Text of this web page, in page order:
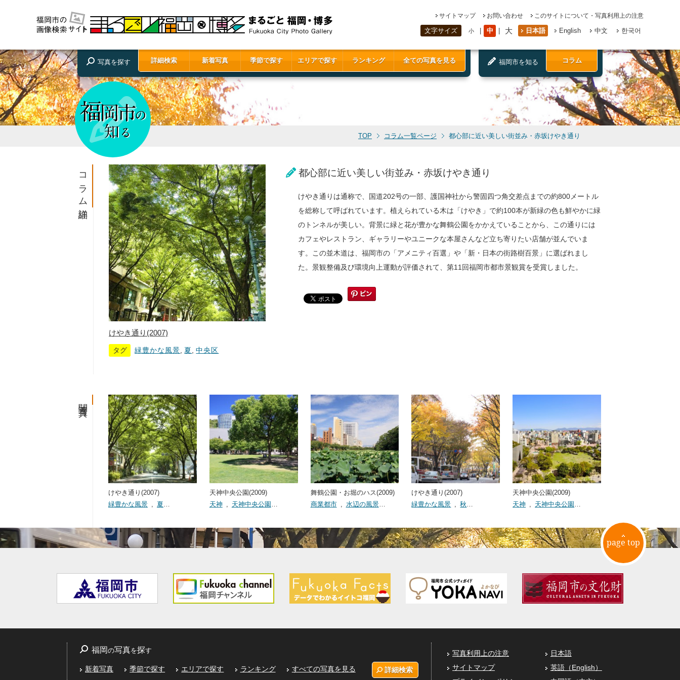
サイトマップ お問い合わせ このサイトについて・写真利用上の注意
文字サイズ 小 中 大 日本語 English 中文 한국어
写真を探す 詳細検索 新着写真 季節で探す エリアで探す ランキング 全ての写真を見る 福岡市を知る コラム
TOP コラム一覧ページ 都心部に近い美しい街並み・赤坂けやき通り
コラム詳細
けやき通り(2007)
タグ 緑豊かな風景, 夏, 中央区
都心部に近い美しい街並み・赤坂けやき通り
けやき通りは通称で、国道202号の一部、護国神社から警固四つ角交差点までの約800メートル
を総称して呼ばれています。植えられている木は「けやき」で約100本が新緑の色も鮮やかに緑
のトンネルが美しい。背景に緑と花が豊かな舞鶴公園をかかえていることから、この通りには
カフェやレストラン、ギャラリーやユニークな本屋さんなど立ち寄りたい店舗が並んでいま
す。この並木道は、福岡市の「アメニティ百選」や「新・日本の街路樹百景」に選ばれまし
た。景観整備及び環境向上運動が評価されて、第11回福岡市都市景観賞を受賞しました。
けやき通り(2007)
緑豊かな風景 , 夏…
天神中央公園(2009)
天神, 天神中央公園 …
舞鶴公園・お堀のハス(2009)
商業都市, 水辺の風景…
けやき通り(2007)
緑豊かな風景 ,秋…
天神中央公園(2009)
天神 , 天神中央公園 …
page top
福岡の写真を探す
新着写真 季節で探す エリアで探す ランキング すべての写真を見る 詳細検索
写真利用上の注意
サイトマップ
日本語
英語（English）